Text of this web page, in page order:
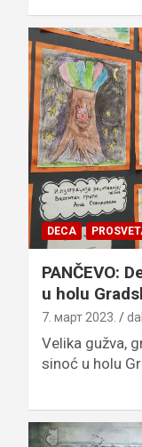
DECA
PANČEVO:
u holu
7. март 2023.
Velika gužva,
sinoć u holu